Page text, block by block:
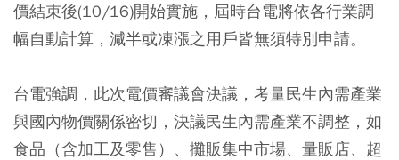
價結束後(10/16)開始實施，屆時台電將依各行業調
幅自動計算，減半或凍漲之用戶皆無須特別申請。
台電強調，此次電價審議會決議，考量民生內需產業
與國內物價關係密切，決議民生內需產業不調整，如
食品（含加工及零售）、攤販集中市場、量販店、超